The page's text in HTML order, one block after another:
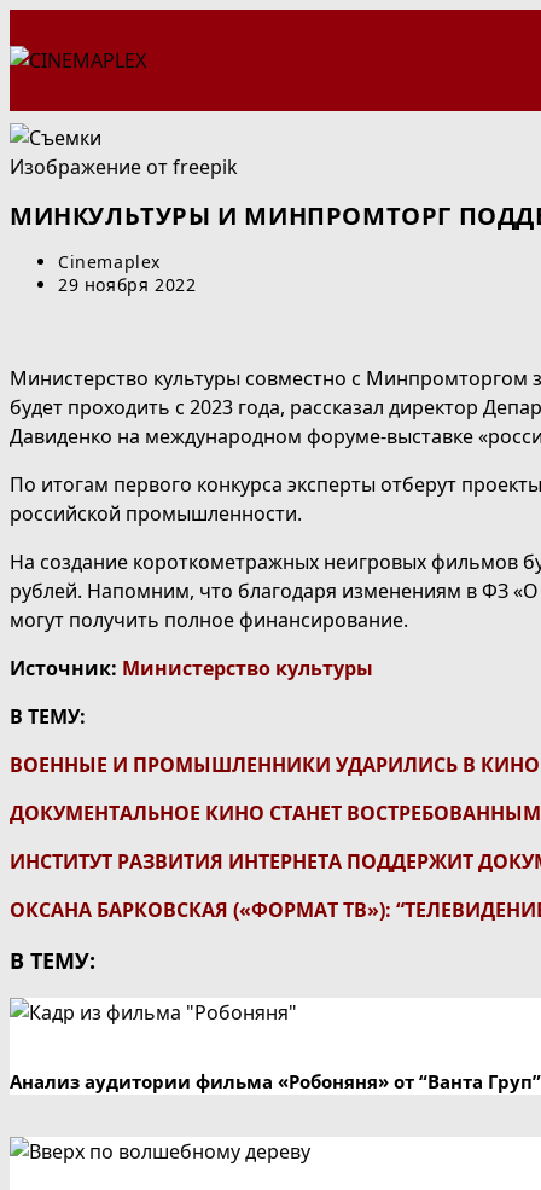
к
Изображение от freepik
МИНКУЛЬТУРЫ И МИНПРОМТОРГ
Автор
записи:
Cinemaplex
Запись
29 ноября 2022
Министерство культуры совместно с
будет проходить с 2023 года, рассказал директор
Давиденко на международном форуме-выставке
По итогам первого конкурса эксперты отберут
российской промышленности.
На создание короткометражных неигровых фильмов
рублей. Напомним, что благодаря изменениям в ФЗ
могут получить полное финансирование.
Источник: Министерство культуры
В ТЕМУ:
ВОЕННЫЕ И ПРОМЫШЛЕННИКИ УДАРИЛИСЬ В КИНО
ДОКУМЕНТАЛЬНОЕ КИНО СТАНЕТ ВОСТРЕБОВАННЫМ
ИНСТИТУТ РАЗВИТИЯ ИНТЕРНЕТА ПОДДЕРЖИТ
ОКСАНА БАРКОВСКАЯ («ФОРМАТ ТВ»):
В ТЕМУ:
Анализ аудитории фильма «Робоняня» от “Ванта Груп”